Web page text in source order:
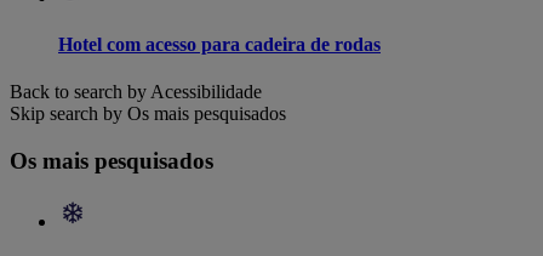
Hotel com acesso para cadeira de rodas
Back to search by Acessibilidade
Skip search by Os mais pesquisados
Os mais pesquisados